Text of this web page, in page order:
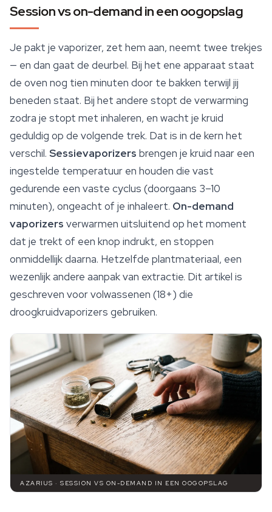
Session vs on-demand in een oogopslag
Je pakt je vaporizer, zet hem aan, neemt twee trekjes
— en dan gaat de deurbel. Bij het ene apparaat staat
de oven nog tien minuten door te bakken terwijl jij
beneden staat. Bij het andere stopt de verwarming
zodra je stopt met inhaleren, en wacht je kruid
geduldig op de volgende trek. Dat is in de kern het
verschil. Sessievaporizers brengen je kruid naar een
ingestelde temperatuur en houden die vast
gedurende een vaste cyclus (doorgaans 3–10
minuten), ongeacht of je inhaleert. On-demand
vaporizers verwarmen uitsluitend op het moment
dat je trekt of een knop indrukt, en stoppen
onmiddellijk daarna. Hetzelfde plantmateriaal, een
wezenlijk andere aanpak van extractie. Dit artikel is
geschreven voor volwassenen (18+) die
droogkruidvaporizers gebruiken.
AZARIUS · SESSION VS ON-DEMAND IN EEN OOGOPSLAG